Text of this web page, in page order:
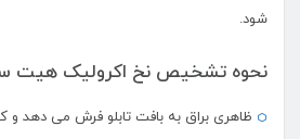
شود.
نحوه تشخیص نخ اکرولیک هیت
ظاهری براق به بافت تابلو فرش می دهد و